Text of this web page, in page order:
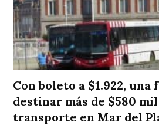
Con boleto a $1.922, una
destinar más de $580
transporte en Mar del